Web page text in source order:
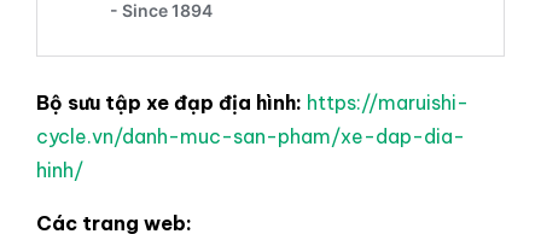
Bộ sưu tập xe đạp địa hình: https://maruishi-
cycle.vn/danh-muc-san-pham/xe-dap-dia-
hinh/
Các trang web: